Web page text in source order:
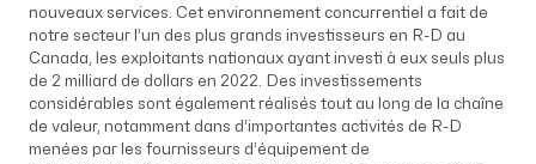
nouveaux services. Cet environnement concurrentiel a fait de
notre secteur l’un des plus grands investisseurs en R-D au
Canada, les exploitants nationaux ayant investi à eux seuls plus
de 2 milliard de dollars en 2022. Des investissements
considérables sont également réalisés tout au long de la chaîne
de valeur, notamment dans d’importantes activités de R-D
menées par les fournisseurs d’équipement de